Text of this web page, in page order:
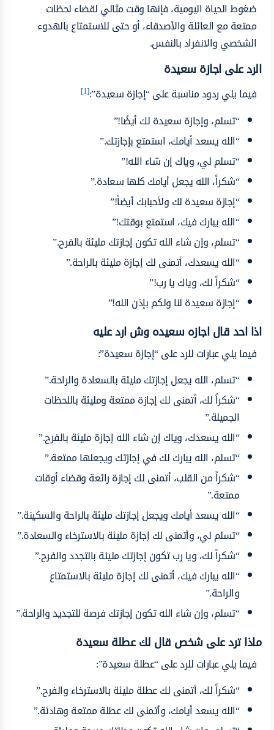
ضغوط الحياة اليومية، فإنها وقت مثالي لقضاء لحظات
ممتعة مع العائلة والأصدقاء، أو حتى للاستمتاع بالهدوء
الشخصي والانفراد بالنفس.
الرد على اجازة سعيدة
فيما يلي ردود مناسبة على “إجازة سعيدة”:[1]
“تسلم، وإجازة سعيدة لك أيضًا!”
“الله يسعد أيامك، استمتع بإجازتك.”
“تسلم لي، وياك إن شاء الله!”
“شكراً، الله يجعل أيامك كلها سعادة.”
“إجازة سعيدة لك ولأحبابك أيضاً!”
“الله يبارك فيك، استمتع بوقتك!”
“تسلم، وإن شاء الله تكون إجازتك مليئة بالفرح.”
“الله يسعدك، أتمنى لك إجازة مليئة بالراحة.”
“شكراً لك، وياك يا رب!”
“إجازة سعيدة لنا ولكم بإذن الله!”
اذا احد قال اجازه سعيده وش ارد عليه
فيما يلي عبارات للرد على “إجازة سعيدة”:
“تسلم، الله يجعل إجازتك مليئة بالسعادة والراحة.”
“شكراً لك، أتمنى لك إجازة ممتعة ومليئة باللحظات
الجميلة.”
“الله يسعدك، وياك إن شاء الله إجازة مليئة بالفرح.”
“تسلم، الله يبارك لك في إجازتك ويجعلها ممتعة.”
“شكراً من القلب، أتمنى لك إجازة رائعة وقضاء أوقات
ممتعة.”
“الله يسعد أيامك ويجعل إجازتك مليئة بالراحة والسكينة.”
“تسلم لي، وأتمنى لك إجازة مليئة بالاسترخاء والسعادة.”
“شكراً لك، ويا رب تكون إجازتك مليئة بالتجدد والفرح.”
“الله يبارك فيك، أتمنى لك إجازة مليئة بالاستمتاع
والراحة.”
“تسلم، وإن شاء الله تكون إجازتك فرصة للتجديد والراحة.”
ماذا ترد على شخص قال لك عطلة سعيدة
فيما يلي عبارات للرد على “عطلة سعيدة”:
“شكراً لك، أتمنى لك عطلة مليئة بالاسترخاء والفرح.”
“الله يسعد أيامك، وأتمنى لك عطلة ممتعة وهادئة.”